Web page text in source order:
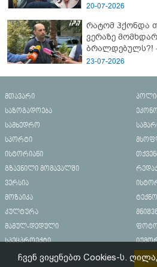
20-07-2026
რატომ ჰქონდა
ვერაზე
ბრალდებულს?! -
23-07-2026
მთავარი
საზოგადოება
სამხედრო
სპორტი
ისტორიანი
გზავნილი მომავალში
ვერსია
მოზაიკა
კულტურა
მამულ-დედული
სპეცპროექტი
ჩვენ ვიყენებთ Cookies-ს.